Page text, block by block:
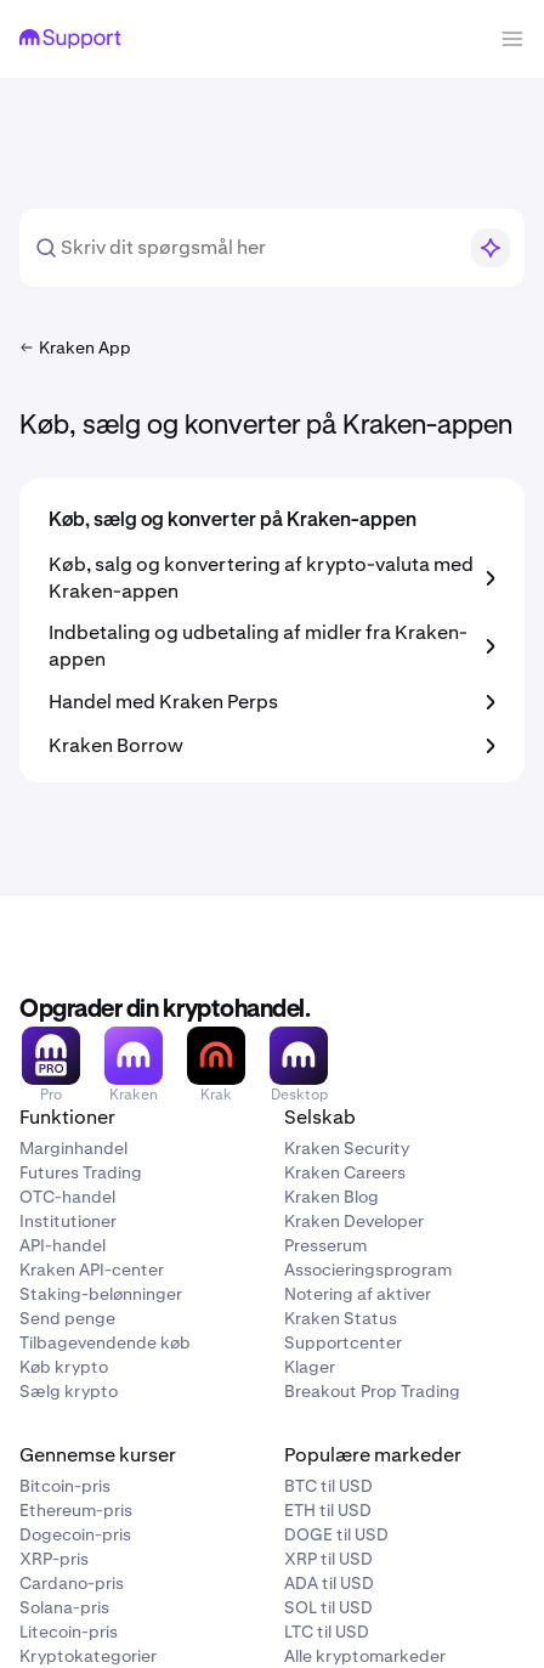
Kraken App
Køb, sælg og konverter på Kraken-appen
Køb, sælg og konverter på Kraken-appen
Køb, salg og konvertering af krypto-valuta med
Kraken-appen
Indbetaling og udbetaling af midler fra Kraken-
appen
Handel med Kraken Perps
Kraken Borrow
Opgrader din kryptohandel.
Pro Kraken Krak Desktop
Funktioner
Marginhandel
Futures Trading
OTC-handel
Institutioner
API-handel
Kraken API-center
Staking-belønninger
Send penge
Tilbagevendende køb
Køb krypto
Sælg krypto
Selskab
Kraken Security
Kraken Careers
Kraken Blog
Kraken Developer
Presserum
Associeringsprogram
Notering af aktiver
Kraken Status
Supportcenter
Klager
Breakout Prop Trading
Gennemse kurser
Bitcoin-pris
Ethereum-pris
Dogecoin-pris
XRP-pris
Cardano-pris
Solana-pris
Litecoin-pris
Kryptokategorier
Populære markeder
BTC til USD
ETH til USD
DOGE til USD
XRP til USD
ADA til USD
SOL til USD
LTC til USD
Alle kryptomarkeder